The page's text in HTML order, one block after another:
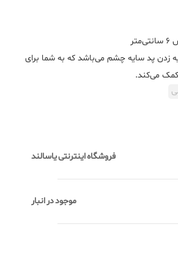
زدن پد سایه چشم می‌باشد که به شما برای
می‌کند.
فروشگاه اینترنتی یاسالند
موجود در انبار